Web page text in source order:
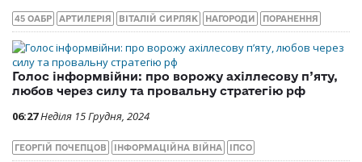
45 ОАБР АРТИЛЕРІЯ ВІТАЛІЙ СИРЛЯК НАГОРОДИ ПОРАНЕННЯ
Голос інформвійни: про ворожу ахіллесову п’яту,
любов через силу та провальну стратегію рф
06:27Неділя 15 Грудня, 2024
ГЕОРГІЙ ПОЧЕПЦОВ ІНФОРМАЦІЙНА ВІЙНА ІПСО